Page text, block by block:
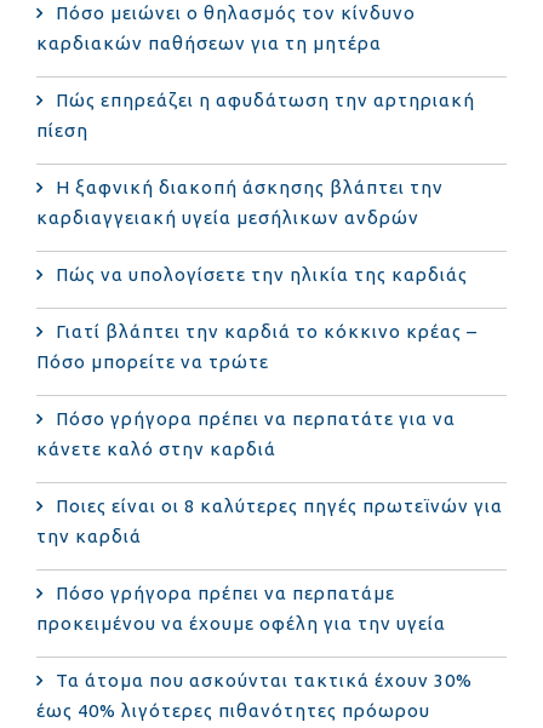
Πόσο μειώνει ο θηλασμός τον κίνδυνο
καρδιακών παθήσεων για τη μητέρα
Πώς επηρεάζει η αφυδάτωση την αρτηριακή
πίεση
Η ξαφνική διακοπή άσκησης βλάπτει την
καρδιαγγειακή υγεία μεσήλικων ανδρών
Πώς να υπολογίσετε την ηλικία της καρδιάς
Γιατί βλάπτει την καρδιά το κόκκινο κρέας –
Πόσο μπορείτε να τρώτε
Πόσο γρήγορα πρέπει να περπατάτε για να
κάνετε καλό στην καρδιά
Ποιες είναι οι 8 καλύτερες πηγές πρωτεϊνών για
την καρδιά
Πόσο γρήγορα πρέπει να περπατάμε
προκειμένου να έχουμε οφέλη για την υγεία
Τα άτομα που ασκούνται τακτικά έχουν 30%
έως 40% λιγότερες πιθανότητες πρόωρου